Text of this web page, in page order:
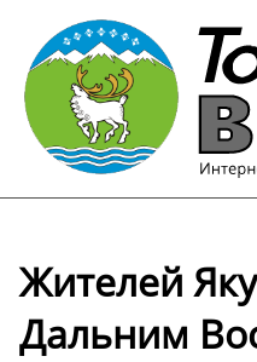
Жителей
Дальним